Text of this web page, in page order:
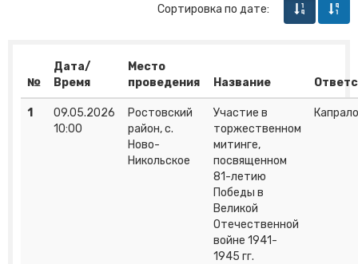
Сортировка по дате:
№
Дата/
Время
Место
проведения
Название
1
09.05.2026
10:00
Ростовский
район, с.
Ново-
Никольское
Участие в
торжественном
митинге,
посвященном
81-летию
Победы в
Великой
Отечественной
войне 1941-
1945 гг.